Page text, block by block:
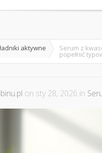
aktywne Serum z
popełnić
on sty 28, 2026 in